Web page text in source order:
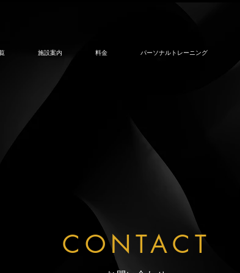
施設案内 料金 パーソナルトレーニング
CONTACT